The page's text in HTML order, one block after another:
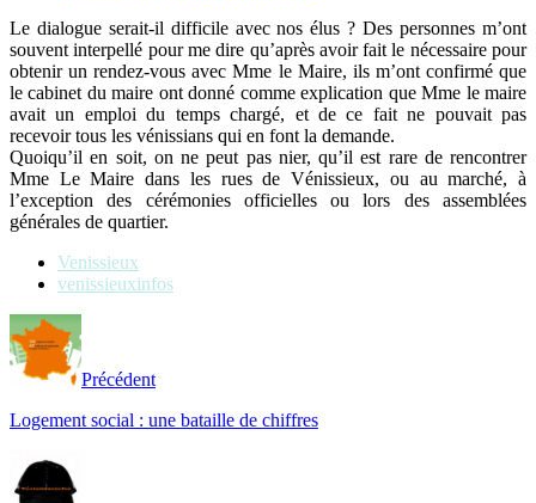
Le dialogue serait-il difficile avec nos élus ? Des personnes m’ont
souvent interpellé pour me dire qu’après avoir fait le nécessaire pour
obtenir un rendez-vous avec Mme le Maire, ils m’ont confirmé que
le cabinet du maire ont donné comme explication que Mme le maire
avait un emploi du temps chargé, et de ce fait ne pouvait pas
recevoir tous les vénissians qui en font la demande.
Quoiqu’il en soit, on ne peut pas nier, qu’il est rare de rencontrer
Mme Le Maire dans les rues de Vénissieux, ou au marché, à
l’exception des cérémonies officielles ou lors des assemblées
générales de quartier.
Venissieux
venissieuxinfos
Précédent
Logement social : une bataille de chiffres